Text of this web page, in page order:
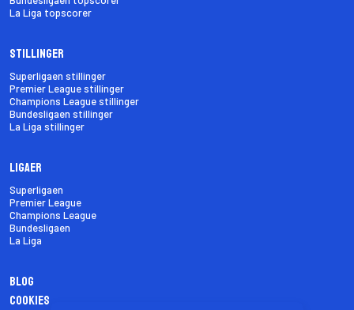
La Liga topscorer
Stillinger
Superligaen stillinger
Premier League stillinger
Champions League stillinger
Bundesligaen stillinger
La Liga stillinger
Ligaer
Superligaen
Premier League
Champions League
Bundesligaen
La Liga
Blog
Cookies